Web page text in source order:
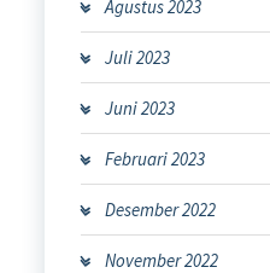
Agustus 2023
Juli 2023
Juni 2023
Februari 2023
Desember 2022
November 2022